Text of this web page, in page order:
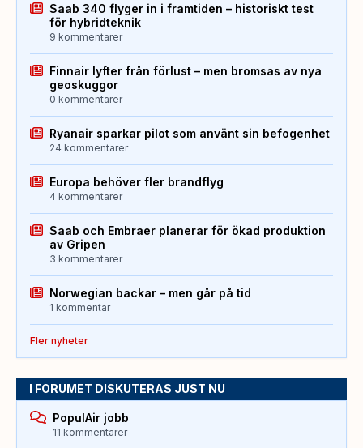
Saab 340 flyger in i framtiden – historiskt test
för hybridteknik
9 kommentarer
Finnair lyfter från förlust – men bromsas av nya
geoskuggor
0 kommentarer
Ryanair sparkar pilot som använt sin befogenhet
24 kommentarer
Europa behöver fler brandflyg
4 kommentarer
Saab och Embraer planerar för ökad produktion
av Gripen
3 kommentarer
Norwegian backar – men går på tid
1 kommentar
Fler nyheter
I FORUMET DISKUTERAS JUST NU
PopulAir jobb
11 kommentarer